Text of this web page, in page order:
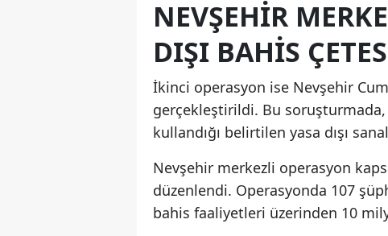
NEVŞEHIR
DIŞI BAHIS
İkinci operasyon ise Nevşehir
gerçekleştirildi. Bu soruşturmada,
kullandığı belirtilen yasa dışı
Nevşehir merkezli operasyon
düzenlendi. Operasyonda 107
bahis faaliyetleri üzerinden 10